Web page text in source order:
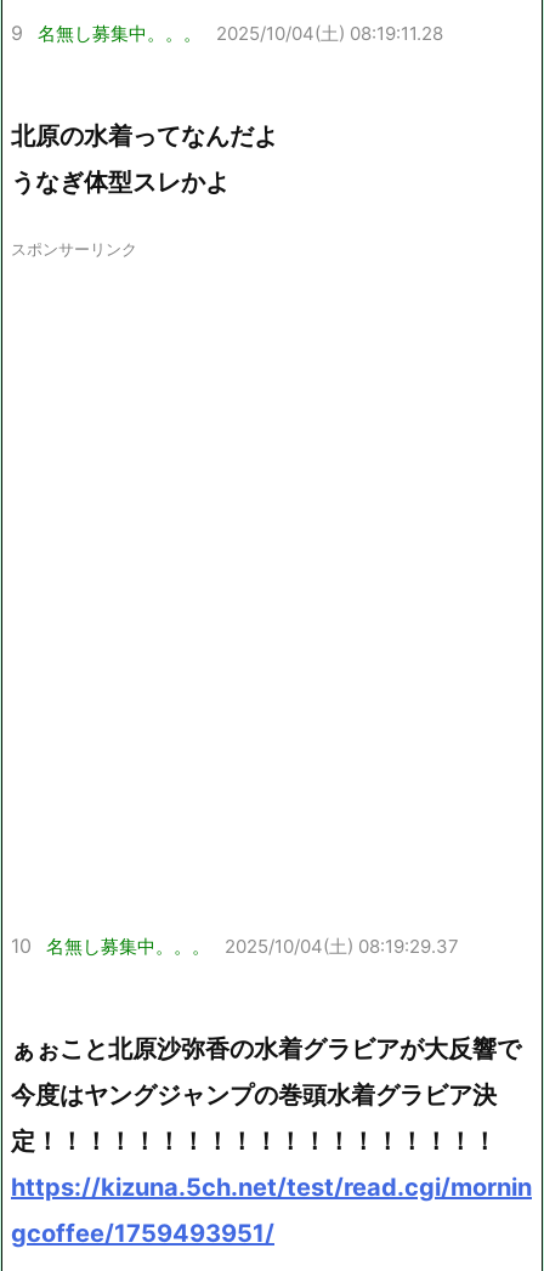
9 名無し募集中。。。 2025/10/04(土) 08:19:11.28
北原の水着ってなんだよ
うなぎ体型スレかよ
スポンサーリンク
10 名無し募集中。。。 2025/10/04(土) 08:19:29.37
ぁぉこと北原沙弥香の水着グラビアが大反響で
今度はヤングジャンプの巻頭水着グラビア決
定！！！！！！！！！！！！！！！！！！！
https://kizuna.5ch.net/test/read.cgi/mornin
gcoffee/1759493951/